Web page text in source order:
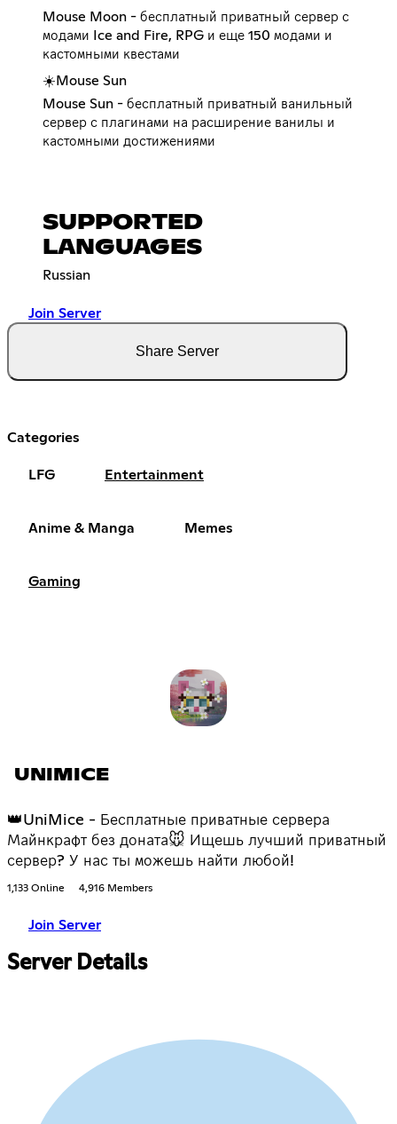
Mouse Moon - бесплатный приватный сервер с
модами Ice and Fire, RPG и еще 150 модами и
кастомными квестами
☀️Mouse Sun
Mouse Sun - бесплатный приватный ванильный
сервер с плагинами на расширение ванилы и
кастомными достижениями
SUPPORTED
LANGUAGES
Russian
Join Server
Share Server
Categories
LFG Entertainment
Anime & Manga Memes
Gaming
UNIMICE
👑UniMice - Бесплатные приватные сервера
Майнкрафт без доната🐭 Ищешь лучший приватный
сервер? У нас ты можешь найти любой!
1,133 Online 4,916 Members
Join Server
Server Details